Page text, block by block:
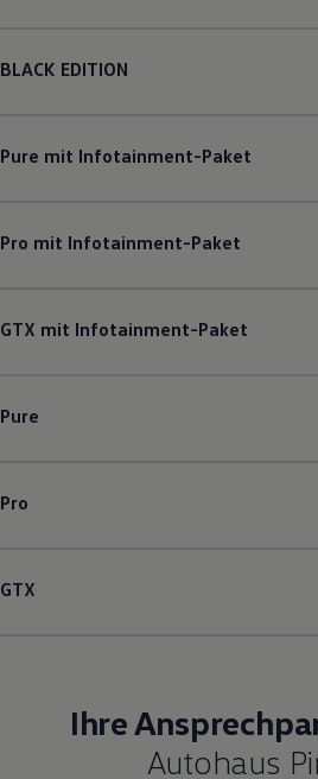
BLACK EDITION
Pure mit Infotainment-Paket
Pro mit Infotainment-Paket
GTX mit Infotainment-Paket
Pure
Pro
GTX
Ihre
Autohaus